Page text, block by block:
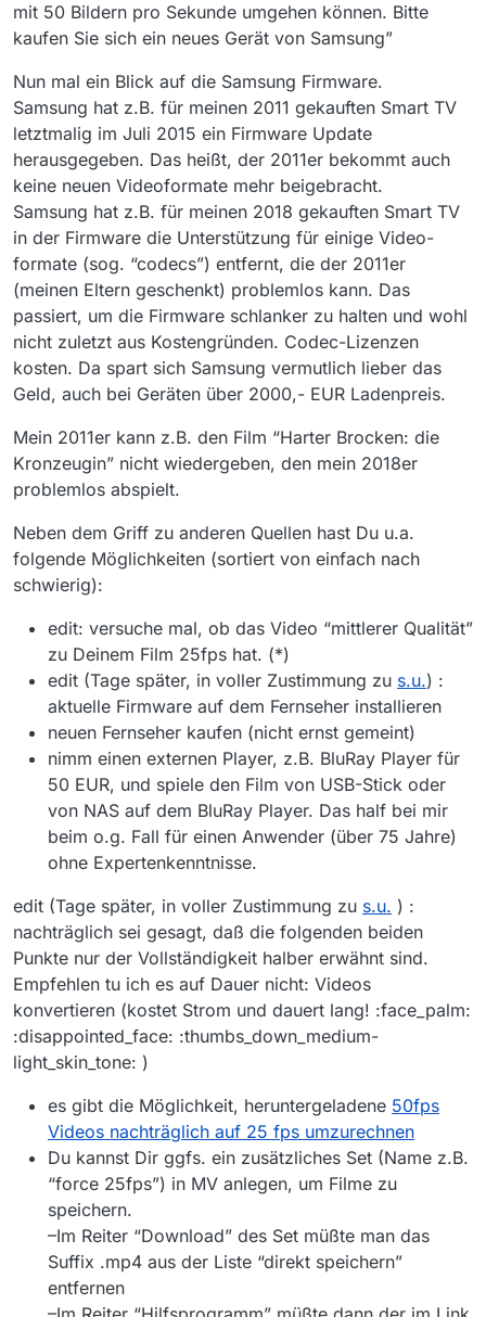
mit 50 Bildern pro Sekunde umgehen können. Bitte
kaufen Sie sich ein neues Gerät von Samsung”
Nun mal ein Blick auf die Samsung Firmware.
Samsung hat z.B. für meinen 2011 gekauften Smart TV
letztmalig im Juli 2015 ein Firmware Update
herausgegeben. Das heißt, der 2011er bekommt auch
keine neuen Videoformate mehr beigebracht.
Samsung hat z.B. für meinen 2018 gekauften Smart TV
in der Firmware die Unterstützung für einige Video-
formate (sog. “codecs”) entfernt, die der 2011er
(meinen Eltern geschenkt) problemlos kann. Das
passiert, um die Firmware schlanker zu halten und wohl
nicht zuletzt aus Kostengründen. Codec-Lizenzen
kosten. Da spart sich Samsung vermutlich lieber das
Geld, auch bei Geräten über 2000,- EUR Ladenpreis.
Mein 2011er kann z.B. den Film “Harter Brocken: die
Kronzeugin” nicht wiedergeben, den mein 2018er
problemlos abspielt.
Neben dem Griff zu anderen Quellen hast Du u.a.
folgende Möglichkeiten (sortiert von einfach nach
schwierig):
edit: versuche mal, ob das Video “mittlerer Qualität”
zu Deinem Film 25fps hat. (*)
edit (Tage später, in voller Zustimmung zu s.u.) :
aktuelle Firmware auf dem Fernseher installieren
neuen Fernseher kaufen (nicht ernst gemeint)
nimm einen externen Player, z.B. BluRay Player für
50 EUR, und spiele den Film von USB-Stick oder
von NAS auf dem BluRay Player. Das half bei mir
beim o.g. Fall für einen Anwender (über 75 Jahre)
ohne Expertenkenntnisse.
edit (Tage später, in voller Zustimmung zu s.u. ) :
nachträglich sei gesagt, daß die folgenden beiden
Punkte nur der Vollständigkeit halber erwähnt sind.
Empfehlen tu ich es auf Dauer nicht: Videos
konvertieren (kostet Strom und dauert lang! :face_palm:
:disappointed_face: :thumbs_down_medium-
light_skin_tone: )
es gibt die Möglichkeit, heruntergeladene 50fps
Videos nachträglich auf 25 fps umzurechnen
Du kannst Dir ggfs. ein zusätzliches Set (Name z.B.
“force 25fps”) in MV anlegen, um Filme zu
speichern.
–Im Reiter “Download” des Set müßte man das
Suffix .mp4 aus der Liste “direkt speichern”
entfernen